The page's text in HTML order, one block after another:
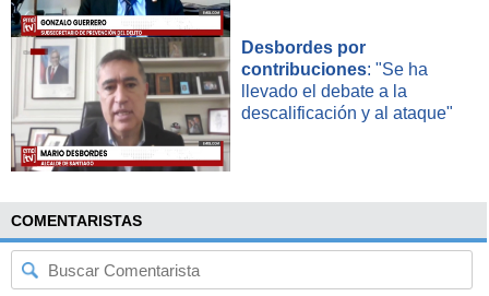
Desbordes por
contribuciones: "Se ha
llevado el debate a la
descalificación y al ataque"
COMENTARISTAS